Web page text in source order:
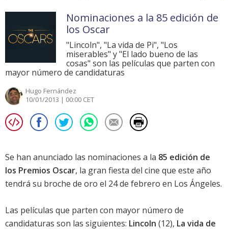
Nominaciones a la 85 edición de
los Oscar
"Lincoln", "La vida de Pi", "Los
miserables" y "El lado bueno de las
cosas" son las películas que parten con
mayor número de candidaturas
Hugo Fernández
10/01/2013 | 00:00 CET
Se han anunciado las nominaciones a la 85 edición de
los Premios Oscar, la gran fiesta del cine que este año
tendrá su broche de oro el 24 de febrero en Los Ángeles.
Las películas que parten con mayor número de
candidaturas son las siguientes: Lincoln (12), La vida de